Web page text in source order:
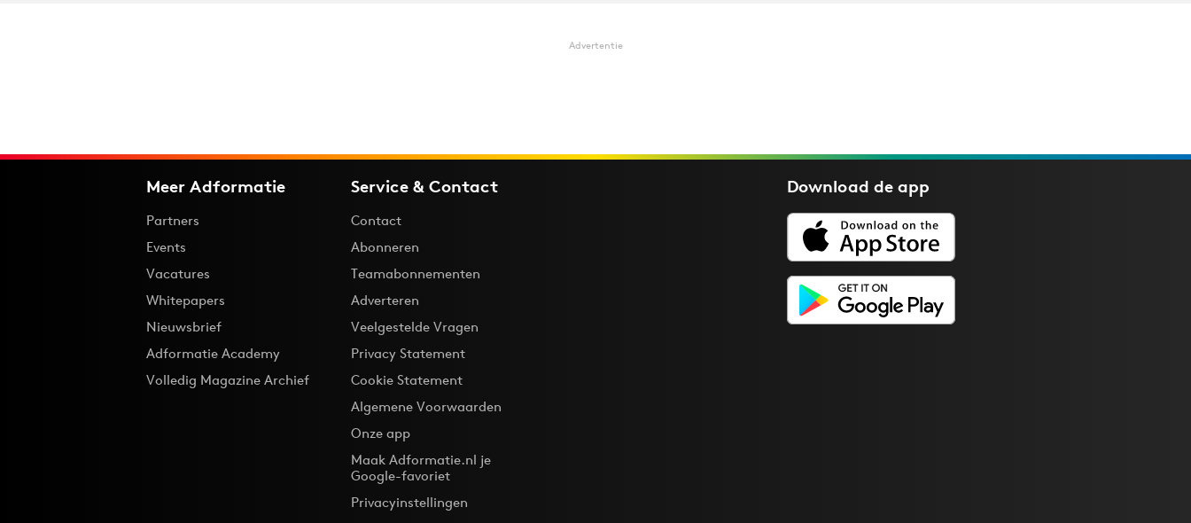
Advertentie
Meer Adformatie
Partners
Events
Vacatures
Whitepapers
Nieuwsbrief
Adformatie Academy
Volledig Magazine Archief
Service & Contact
Contact
Abonneren
Teamabonnementen
Adverteren
Veelgestelde Vragen
Privacy Statement
Cookie Statement
Algemene Voorwaarden
Onze app
Maak Adformatie.nl je
Google-favoriet
Privacyinstellingen
Download deapp